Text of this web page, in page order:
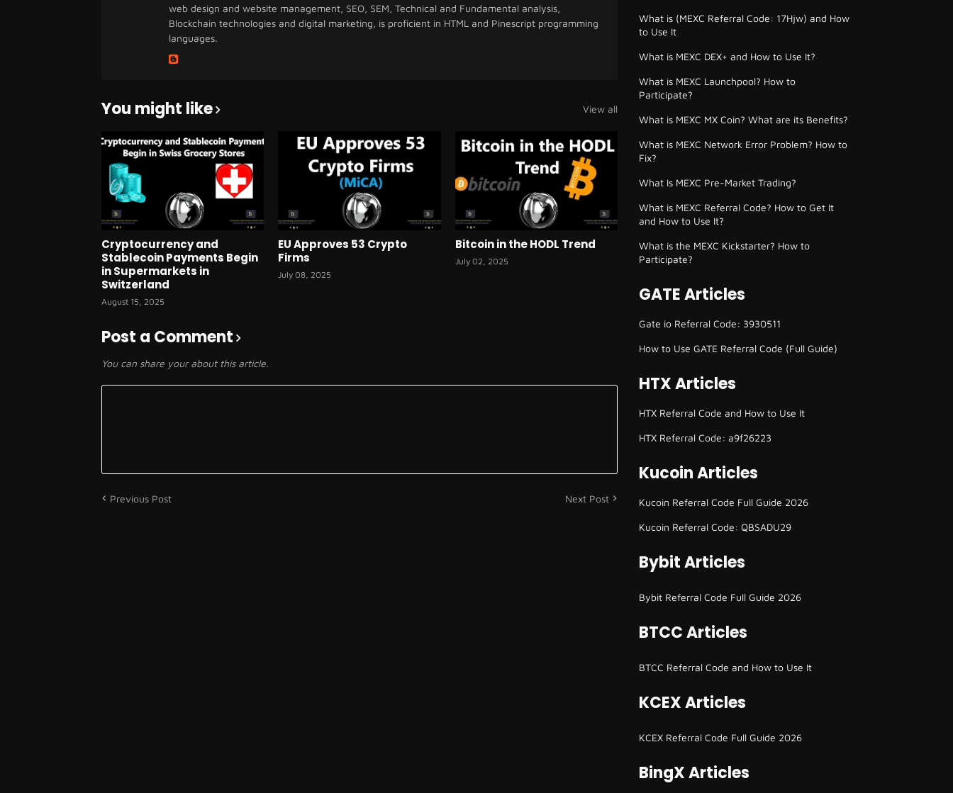
web design and website management, SEO, SEM, Technical and Fundamental analysis,
Blockchain technologies and digital marketing, is proficient in HTML and Pinescript programming
languages.
You might like View all
Cryptocurrency and
Stablecoin Payments Begin
in Supermarkets in
Switzerland
August 15, 2025
EU Approves 53 Crypto
Firms
July 08, 2025
Bitcoin in the HODL Trend
July 02, 2025
Post a Comment
You can share your about this article.
Previous Post Next Post
What is (MEXC Referral Code: 17Hjw) and How
to Use It
What is MEXC DEX+ and How to Use It?
What is MEXC Launchpool? How to
Participate?
What is MEXC MX Coin? What are its Benefits?
What is MEXC Network Error Problem? How to
Fix?
What Is MEXC Pre-Market Trading?
What is MEXC Referral Code? How to Get It
and How to Use It?
What is the MEXC Kickstarter? How to
Participate?
GATE Articles
Gate io Referral Code: 3930511
How to Use GATE Referral Code (Full Guide)
HTX Articles
HTX Referral Code and How to Use It
HTX Referral Code: a9f26223
Kucoin Articles
Kucoin Referral Code Full Guide 2026
Kucoin Referral Code: QBSADU29
Bybit Articles
Bybit Referral Code Full Guide 2026
BTCC Articles
BTCC Referral Code and How to Use It
KCEX Articles
KCEX Referral Code Full Guide 2026
BingX Articles